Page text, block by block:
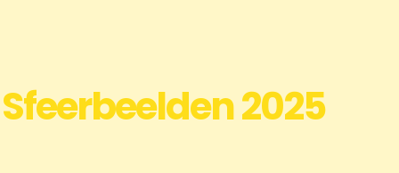
Sfeerbeelden 2025